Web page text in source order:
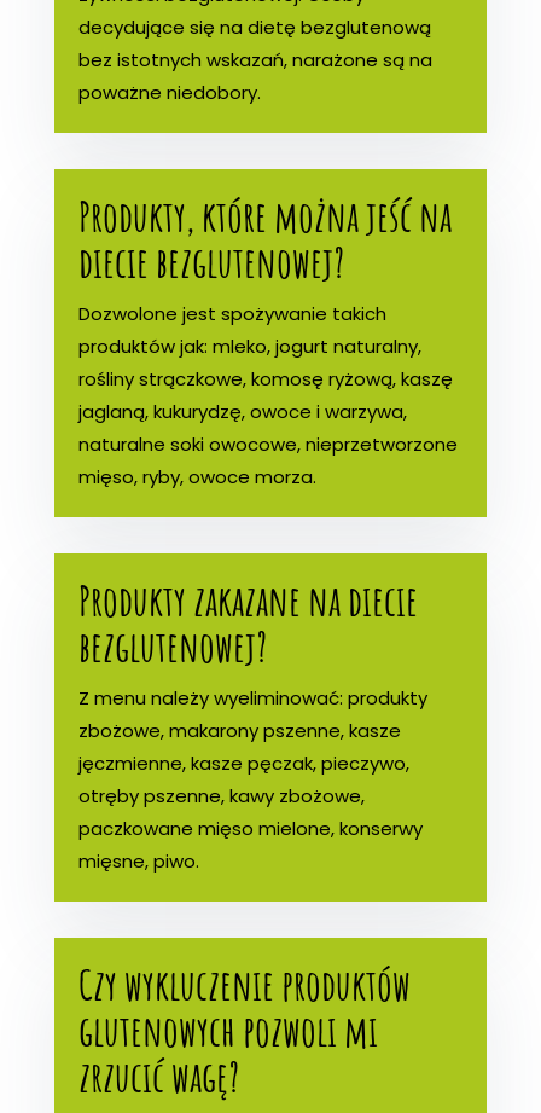
decydujące się na dietę bezglutenową
bez istotnych wskazań, narażone są na
poważne niedobory.
Produkty, które można jeść na
diecie bezglutenowej?
Dozwolone jest spożywanie takich
produktów jak: mleko, jogurt naturalny,
rośliny strączkowe, komosę ryżową, kaszę
jaglaną, kukurydzę, owoce i warzywa,
naturalne soki owocowe, nieprzetworzone
mięso, ryby, owoce morza.
Produkty zakazane na diecie
bezglutenowej?
Z menu należy wyeliminować: produkty
zbożowe, makarony pszenne, kasze
jęczmienne, kasze pęczak, pieczywo,
otręby pszenne, kawy zbożowe,
paczkowane mięso mielone, konserwy
mięsne, piwo.
Czy wykluczenie produktów
glutenowych pozwoli mi
zrzucić wagę?